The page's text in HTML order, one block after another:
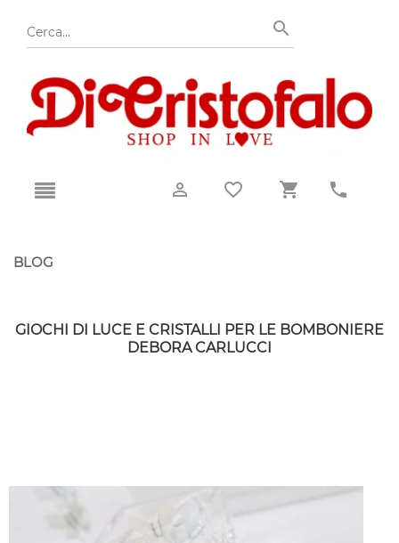
BLOG
GIOCHI DI LUCE E CRISTALLI PER LE BOMBONIERE
DEBORA CARLUCCI